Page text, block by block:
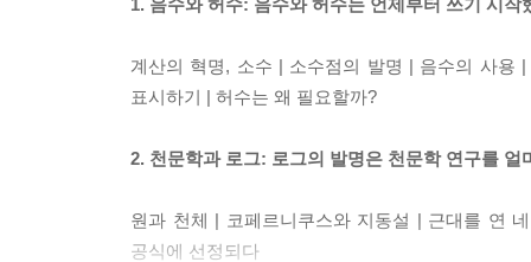
계산의 혁명, 소수 | 소수점의 발명 | 음수의 사용
표시하기 | 허수는 왜 필요할까?
2. 천문학과 로그: 로그의 발명은 천문학 연구를 얼
원과 천체 | 코페르니쿠스와 지동설 | 근대를 연
공식에 선정되다